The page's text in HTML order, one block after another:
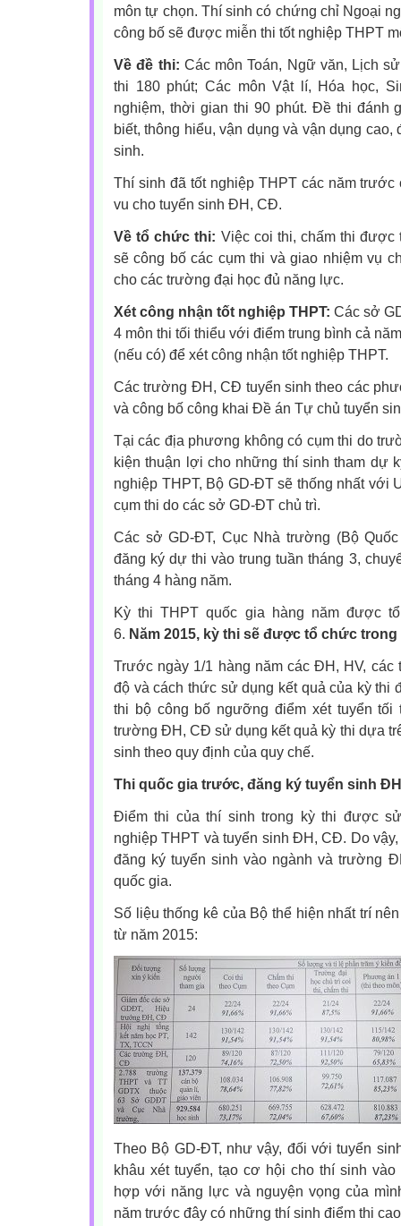
môn tự chọn. Thí sinh có chứng chỉ Ngoại
công bố sẽ được miễn thi tốt nghiệp THPT
Về đề thi: Các môn Toán, Ngữ văn, Lịch
thi 180 phút; Các môn Vật lí, Hóa học,
nghiệm, thời gian thi 90 phút. Đề thi đánh
biết, thông hiểu, vận dụng và vận dụng cao,
sinh.
Thí sinh đã tốt nghiệp THPT các năm
vu cho tuyển sinh ĐH, CĐ.
Về tổ chức thi: Việc coi thi, chấm thi
sẽ công bố các cụm thi và giao nhiệm vụ
cho các trường đại học đủ năng lực.
Xét công nhận tốt nghiệp THPT: Các sở
4 môn thi tối thiểu với điểm trung bình cả
(nếu có) để xét công nhận tốt nghiệp THPT.
Các trường ĐH, CĐ tuyển sinh theo các
và công bố công khai Đề án Tự chủ tuyển
Tại các địa phương không có cụm thi do
kiện thuận lợi cho những thí sinh tham dự
nghiệp THPT, Bộ GD-ĐT sẽ thống nhất với
cụm thi do các sở GD-ĐT chủ trì.
Các sở GD-ĐT, Cục Nhà trường (Bộ
đăng ký dự thi vào trung tuần tháng 3,
tháng 4 hàng năm.
Kỳ thi THPT quốc gia hàng năm được
6. Năm 2015, kỳ thi sẽ được tổ chức trong
Trước ngày 1/1 hàng năm các ĐH, HV,
độ và cách thức sử dụng kết quả của kỳ thi
thi bộ công bố ngưỡng điểm xét tuyển
trường ĐH, CĐ sử dụng kết quả kỳ thi dựa
sinh theo quy định của quy chế.
Thi quốc gia trước, đăng ký tuyển sinh
Điểm thi của thí sinh trong kỳ thi được
nghiệp THPT và tuyển sinh ĐH, CĐ. Do
đăng ký tuyển sinh vào ngành và trường
quốc gia.
Số liệu thống kê của Bộ thể hiện nhất trí
từ năm 2015:
Theo Bộ GD-ĐT, như vậy, đối với tuyển
khâu xét tuyển, tạo cơ hội cho thí sinh
hợp với năng lực và nguyện vọng của
năm trước đây có những thí sinh điểm thi